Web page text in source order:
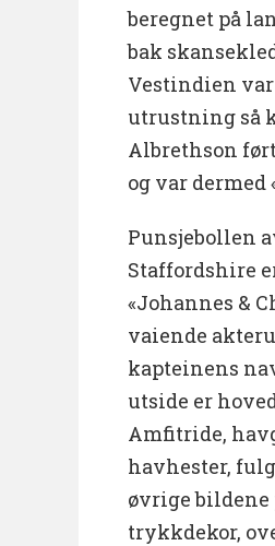
beregnet på
bak
Vestindien
utrustning så
Albrethson
og var dermed
Punsjebollen
Staffordshire
«Johannes &
vaiende
kapteinens
utside er
Amfitride,
havhester,
øvrige bildene
trykkdekor,